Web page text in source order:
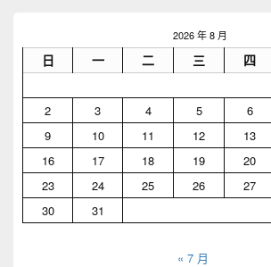
2026 年 8 月
日 一 二 三 四
2
3 4 5 6
9
10 11 12 13
16
17 18 19 20
23
24 25 26 27
30
31
« 7 月